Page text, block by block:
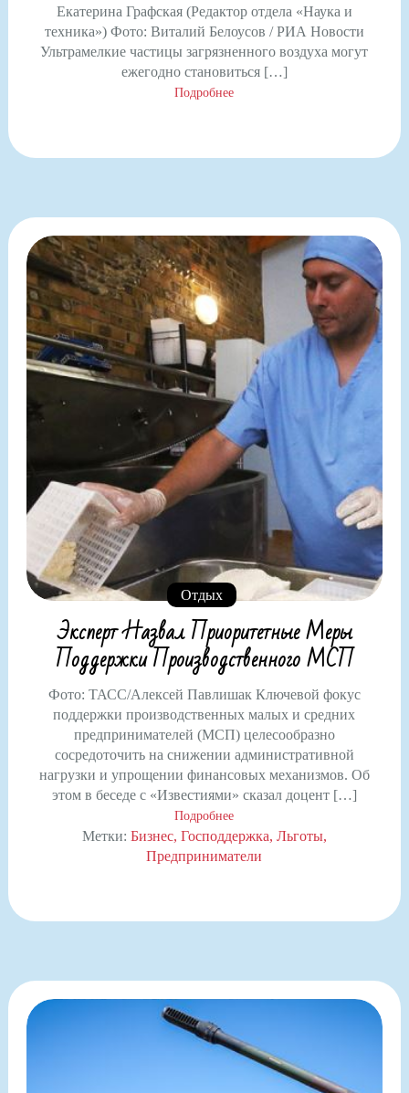
Екатерина Графская (Редактор отдела «Наука и
техника») Фото: Виталий Белоусов / РИА Новости
Ультрамелкие частицы загрязненного воздуха могут
ежегодно становиться […]
Подробнее
Отдых
Эксперт Назвал Приоритетные Меры
Поддержки Производственного МСП
Фото: ТАСС/Алексей Павлишак Ключевой фокус
поддержки производственных малых и средних
предпринимателей (МСП) целесообразно
сосредоточить на снижении административной
нагрузки и упрощении финансовых механизмов. Об
этом в беседе с «Известиями» сказал доцент […]
Подробнее
Метки: Бизнес Господдержка Льготы
Предприниматели